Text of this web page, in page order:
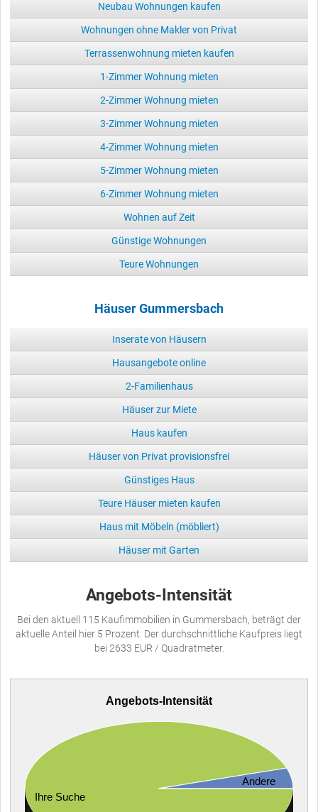
Neubau Wohnungen kaufen
Wohnungen ohne Makler von Privat
Terrassenwohnung mieten kaufen
1-Zimmer Wohnung mieten
2-Zimmer Wohnung mieten
3-Zimmer Wohnung mieten
4-Zimmer Wohnung mieten
5-Zimmer Wohnung mieten
6-Zimmer Wohnung mieten
Wohnen auf Zeit
Günstige Wohnungen
Teure Wohnungen
Häuser Gummersbach
Inserate von Häusern
Hausangebote online
2-Familienhaus
Häuser zur Miete
Haus kaufen
Häuser von Privat provisionsfrei
Günstiges Haus
Teure Häuser mieten kaufen
Haus mit Möbeln (möbliert)
Häuser mit Garten
Angebots-Intensität
Bei den aktuell 115 Kaufimmobilien in Gummersbach, beträgt der
aktuelle Anteil hier 5 Prozent. Der durchschnittliche Kaufpreis liegt
bei 2633 EUR / Quadratmeter.
Angebots-Intensität
Ihre Suche
Andere